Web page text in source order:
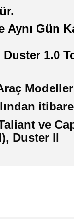
Gün
1.0
ve
Duster II